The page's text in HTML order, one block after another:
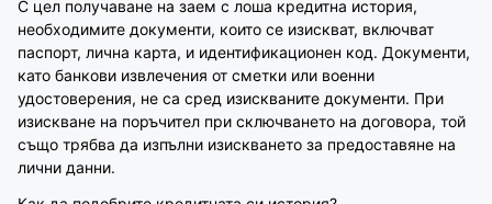
С цел получаване на заем с лоша кредитна история,
необходимите документи, които се изискват, включват
паспорт, лична карта, и идентификационен код. Документи,
като банкови извлечения от сметки или военни
удостоверения, не са сред изискваните документи. При
изискване на поръчител при сключването на договора, той
също трябва да изпълни изискването за предоставяне на
лични данни.